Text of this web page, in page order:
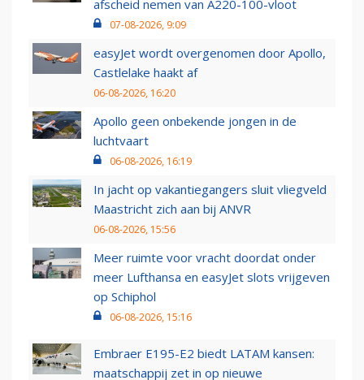
afscheid nemen van A220-100-vloot
07-08-2026, 9:09
easyJet wordt overgenomen door Apollo,
Castlelake haakt af
06-08-2026, 16:20
Apollo geen onbekende jongen in de
luchtvaart
06-08-2026, 16:19
In jacht op vakantiegangers sluit vliegveld
Maastricht zich aan bij ANVR
06-08-2026, 15:56
Meer ruimte voor vracht doordat onder
meer Lufthansa en easyJet slots vrijgeven
op Schiphol
06-08-2026, 15:16
Embraer E195-E2 biedt LATAM kansen:
maatschappij zet in op nieuwe